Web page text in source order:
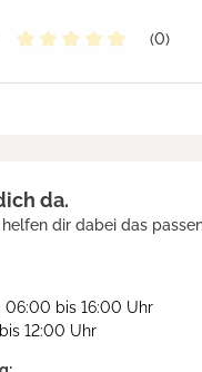
(0)
da.
dir dabei das
06:00 bis 16:00 Uhr
12:00 Uhr